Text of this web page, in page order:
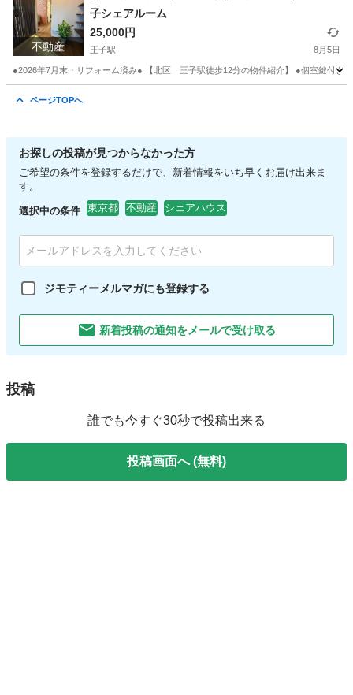
不動産
子シェアルーム
25,000円
王子駅 8月5日
●2026年7月末・リフォーム済み● 【北区 王子駅徒歩12分の物件紹介】 ●個室鍵付
ページTOPへ
お探しの投稿が見つからなかった方
ご希望の条件を登録するだけで、新着情報をいち早くお届け出来ま
す。
選択中の条件 東京都 不動産 シェアハウス
ジモティーメルマガにも登録する
新着投稿の通知をメールで受け取る
投稿
誰でも今すぐ30秒で投稿出来る
投稿画面へ (無料)